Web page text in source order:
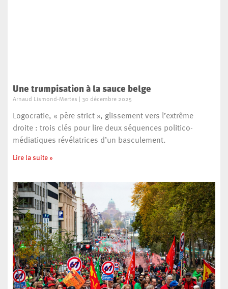
Une trumpisation à la sauce belge
Arnaud Lismond-Mertes 30 décembre 2025
Logocratie, « père strict », glissement vers l’extrême
droite : trois clés pour lire deux séquences politico-
médiatiques révélatrices d’un basculement.
Lire la suite »